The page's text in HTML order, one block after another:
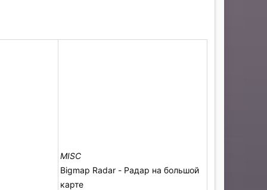
MISC
Bigmap Radar - Радар на большой
карте